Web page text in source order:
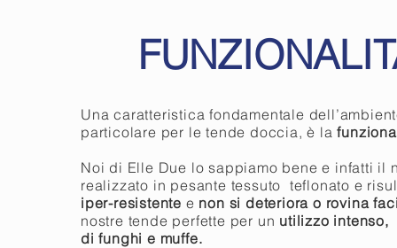
Una caratteristica fondamentale
particolare per le tende doccia, è la
Noi di Elle Due lo sappiamo bene e infatti il
realizzato in pesante tessuto teflonato e
iper-resistente e non si deteriora o rovina
nostre tende perfette per un utilizzo intenso,
di funghi e muffe.